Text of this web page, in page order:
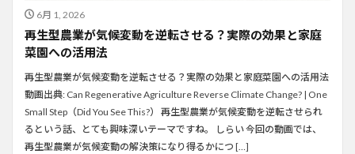
6月 1, 2026
再生型農業が気候変動を逆転させる？実際の効果と家庭
菜園への活用法
再生型農業が気候変動を逆転させる？実際の効果と家庭菜園への活用法
動画出典: Can Regenerative Agriculture Reverse Climate Change? | One
Small Step（Did You See This?） 再生型農業が気候変動を逆転させられ
るという話、とても興味深いテーマですね。 しらい 今回の動画では、
再生型農業が気候変動の解決策になり得るかにつ […]